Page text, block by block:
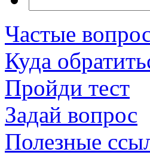
Частые
Куда
Пройди тест
Задай вопрос
Полезные